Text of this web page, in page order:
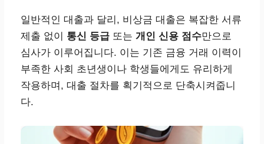
일반적인 대출과 달리, 비상금 대출은 복잡한 서류
제출 없이 통신 등급 또는 개인 신용 점수만으로
심사가 이루어집니다. 이는 기존 금융 거래 이력이
부족한 사회 초년생이나 학생들에게도 유리하게
작용하며, 대출 절차를 획기적으로 단축시켜줍니
다.